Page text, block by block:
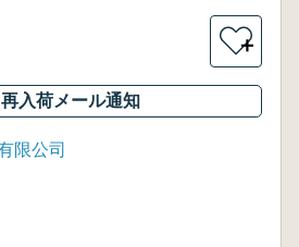
＋
再入荷メール通知
限公司